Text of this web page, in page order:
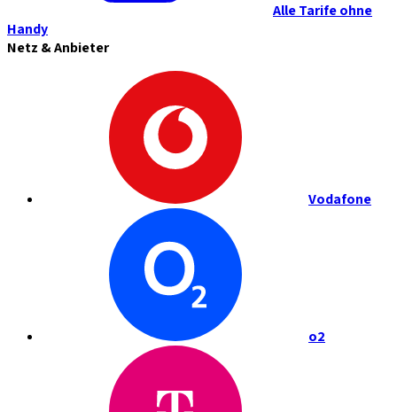
Alle Tarife ohne
Handy
Netz & Anbieter
Vodafone
o2